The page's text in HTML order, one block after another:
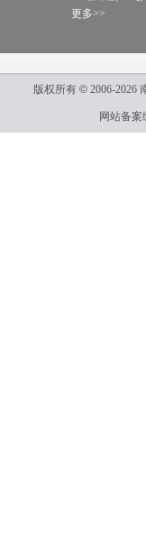
更多>>
版权所有 © 2006-2026
网站备案